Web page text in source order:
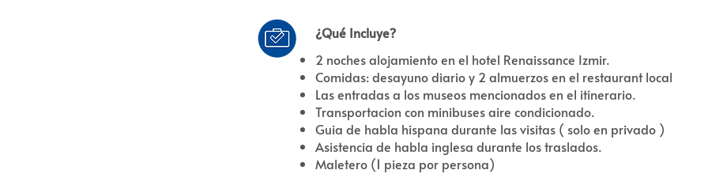
2 noches alojamiento en el hotel Renaissance Izmir.
Comidas: desayuno diario y 2 almuerzos en el restaurant local
Las entradas a los museos mencionados en el itinerario.
Transportacion con minibuses aire condicionado.
Guia de habla hispana durante las visitas ( solo en privado )
Asistencia de habla inglesa durante los traslados.
Maletero (1 pieza por persona)
¿Qué Incluye?